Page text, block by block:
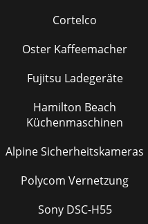
Cortelco
Oster Kaffeemacher
Fujitsu Ladegeräte
Hamilton Beach
Küchenmaschinen
Alpine Sicherheitskameras
Polycom Vernetzung
Sony DSC-H55